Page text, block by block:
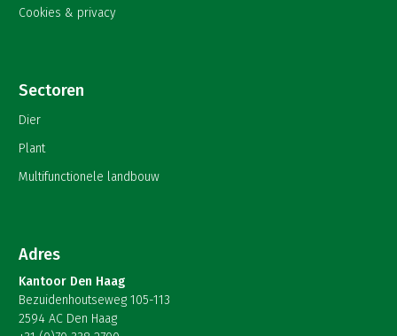
Cookies & privacy
Sectoren
Dier
Plant
Multifunctionele landbouw
Adres
Kantoor Den Haag
Bezuidenhoutseweg 105-113
2594 AC Den Haag